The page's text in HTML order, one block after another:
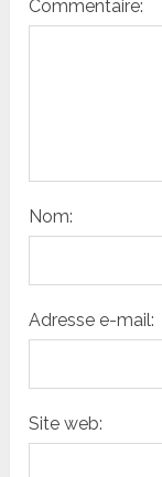
Commentaire:
Nom:
Adresse e-mail:
Site web: